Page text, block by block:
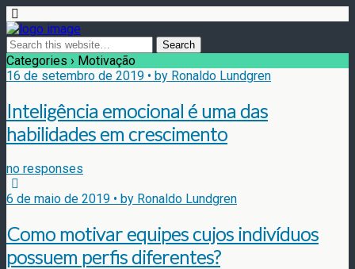
Categories › Motivação
16 de setembro de 2019 • by Ronaldo Lundgren
Inteligência emocional é uma das
habilidades em crescimento
no responses
6 de maio de 2019 • by Ronaldo Lundgren
Como motivar equipes cujos indivíduos
possuem perfis diferentes?